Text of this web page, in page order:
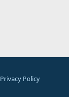
Privacy Policy